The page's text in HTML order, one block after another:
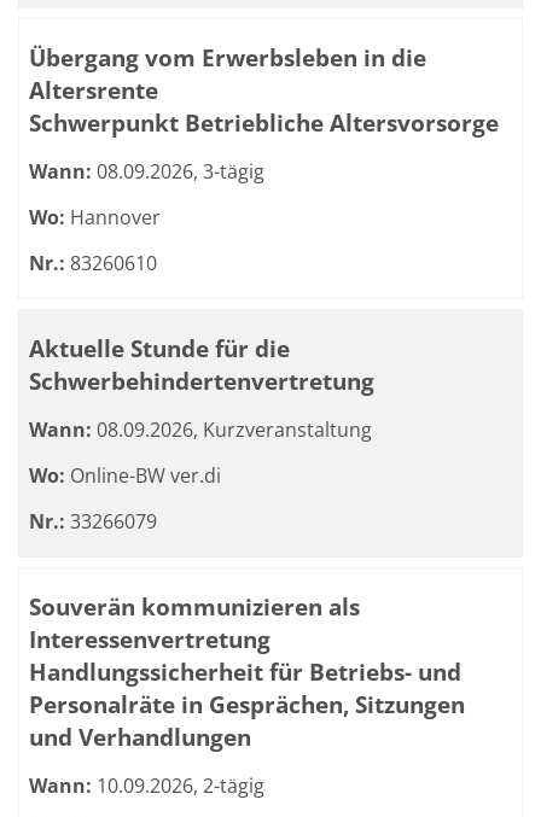
Übergang vom Erwerbsleben in die
Altersrente
Schwerpunkt Betriebliche Altersvorsorge
Wann: 08.09.2026, 3-tägig
Wo: Hannover
Nr.: 83260610
Aktuelle Stunde für die
Schwerbehindertenvertretung
Wann: 08.09.2026, Kurzveranstaltung
Wo: Online-BW ver.di
Nr.: 33266079
Souverän kommunizieren als
Interessenvertretung
Handlungssicherheit für Betriebs- und
Personalräte in Gesprächen, Sitzungen
und Verhandlungen
Wann: 10.09.2026, 2-tägig